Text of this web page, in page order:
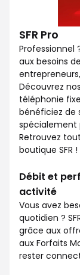
SFR Pro
Professionnel
aux besoins
Découvrez
téléphonie
bénéficiez de
spécialement
Retrouvez
boutique SFR !
Débit et
activité
Vous avez
quotidien ?
grâce aux
aux Forfaits
rester